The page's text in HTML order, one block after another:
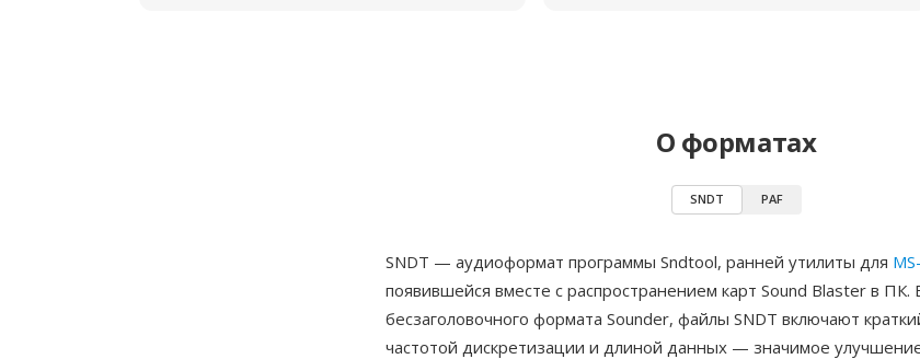
О форматах
SNDT PAF
SNDT — аудиоформат программы Sndtool, ранней утилиты для
появившейся вместе с распространением карт Sound Blaster в ПК.
бесзаголовочного формата Sounder, файлы SNDT включают
частотой дискретизации и длиной данных — значимое